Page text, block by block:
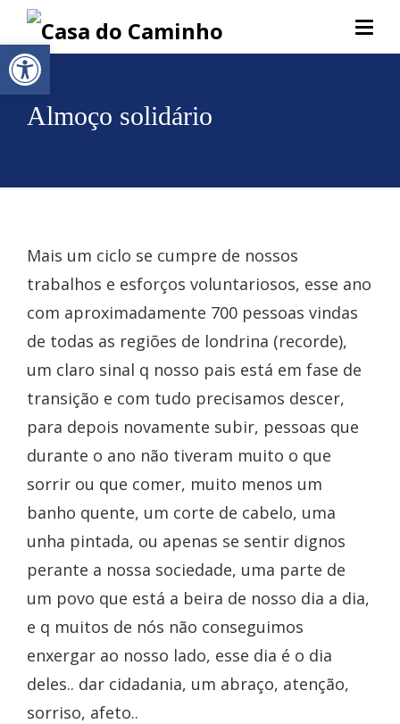
Almoço solidário
Mais um ciclo se cumpre de nossos
trabalhos e esforços voluntariosos, esse ano
com aproximadamente 700 pessoas vindas
de todas as regiões de londrina (recorde),
um claro sinal q nosso pais está em fase de
transição e com tudo precisamos descer,
para depois novamente subir, pessoas que
durante o ano não tiveram muito o que
sorrir ou que comer, muito menos um
banho quente, um corte de cabelo, uma
unha pintada, ou apenas se sentir dignos
perante a nossa sociedade, uma parte de
um povo que está a beira de nosso dia a dia,
e q muitos de nós não conseguimos
enxergar ao nosso lado, esse dia é o dia
deles.. dar cidadania, um abraço, atenção,
sorriso, afeto..
Abrir a barra de ferramentas